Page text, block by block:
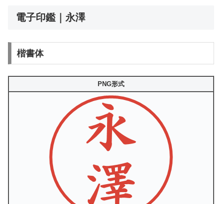
電子印鑑｜永澤
楷書体
PNG形式